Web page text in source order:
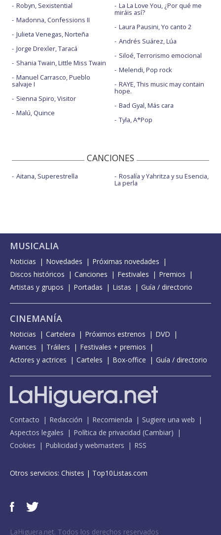
Robyn, Sexistential
Madonna, Confessions II
Julieta Venegas, Norteña
Jorge Drexler, Taracá
Shania Twain, Little Miss Twain
Manuel Carrasco, Pueblo
salvaje I
Sienna Spiro, Visitor
Malú, Quince
La La Love You, ¿Por qué me
miráis así?
Laura Pausini, Yo canto 2
Andrés Suárez, Lúa
Siloé, Terrorismo emocional
Melendi, Pop rock
RAYE, This music may contain
hope.
Bad Gyal, Más cara
Tyla, A*Pop
CANCIONES
Aitana, Superestrella Rosalía y Yahritza y su Esencia,
La perla
MUSICALIA
Noticias Novedades
Próximas novedades
Discos históricos
Canciones Festivales
Premios
Artistas y grupos
Portadas Listas Guía / directorio
CINEMANÍA
Noticias Cartelera Próximos estrenos
DVD
Avances
Tráilers
Festivales + premios
Actores y actrices
Carteles Box-office Guía / directorio
Contacto Redacción Recomienda
Sugiere una web
Aspectos legales
Política de privacidad (Cambiar)
Cookies
Publicidad y webmasters RSS
Otros servicios: Chistes | Top10Listas.com
LaHiguera.net. Todos los derechos reservados